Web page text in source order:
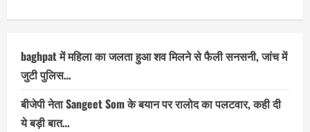
baghpat में महिला का जलता हुआ शव मिलने से फैली सनसनी, जांच में
जुटी पुलिस…
बीजेपी नेता Sangeet Som के बयान पर रालोद का पलटवार, कही दी
ये बड़ी बात…